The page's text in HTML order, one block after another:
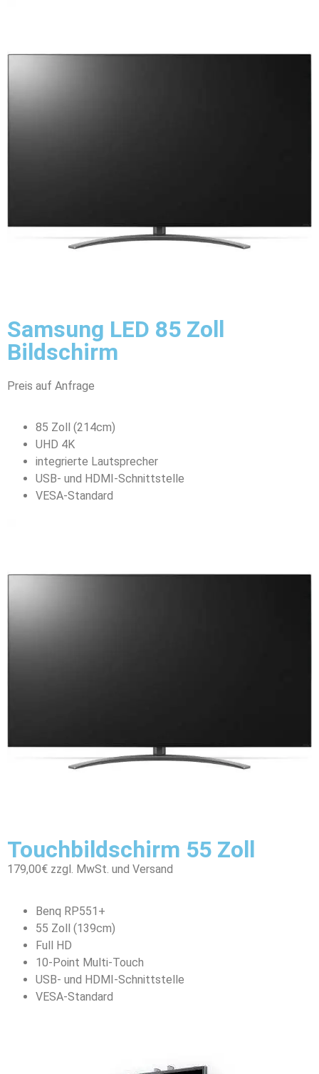
Samsung LED 85 Zoll
Bildschirm
Preis auf Anfrage
85 Zoll (214cm)
UHD 4K
integrierte Lautsprecher
USB- und HDMI-Schnittstelle
VESA-Standard
Touchbildschirm 55 Zoll
179,00€ zzgl. MwSt. und Versand
Benq RP551+
55 Zoll (139cm)
Full HD
10-Point Multi-Touch
USB- und HDMI-Schnittstelle
VESA-Standard